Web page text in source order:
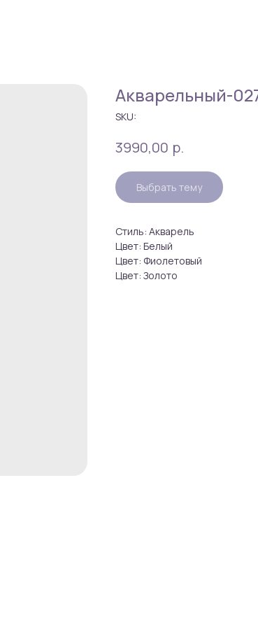
Акварельный-
SKU:
3990,00 р.
Выбрать тему
Стиль: Акварель
Цвет: Белый
Цвет: Фиолетовый
Цвет: Золото